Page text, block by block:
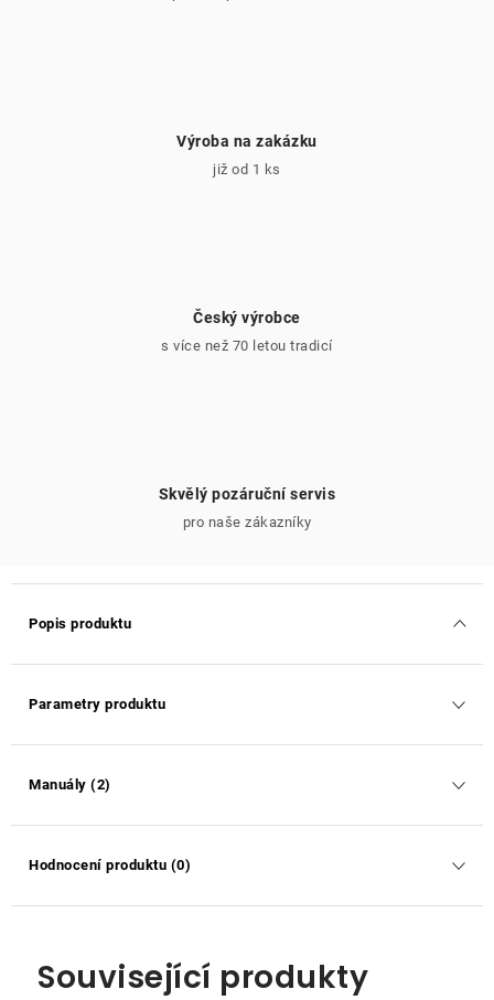
Výroba na zakázku
již od 1 ks
Český výrobce
s více než 70 letou tradicí
Skvělý pozáruční servis
pro naše zákazníky
Popis produktu
Parametry produktu
Manuály (2)
Hodnocení produktu (0)
Související produkty